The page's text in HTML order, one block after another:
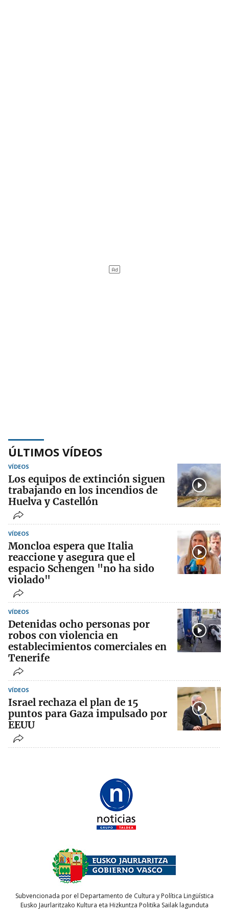
ÚLTIMOS VÍDEOS
VÍDEOS
Los equipos de extinción siguen
trabajando en los incendios de
Huelva y Castellón
VÍDEOS
Moncloa espera que Italia
reaccione y asegura que el
espacio Schengen "no ha sido
violado"
VÍDEOS
Detenidas ocho personas por
robos con violencia en
establecimientos comerciales en
Tenerife
VÍDEOS
Israel rechaza el plan de 15
puntos para Gaza impulsado por
EEUU
Subvencionada por el Departamento de Cultura y Política Lingüística
Eusko Jaurlaritzako Kultura eta Hizkuntza Politika Sailak lagunduta